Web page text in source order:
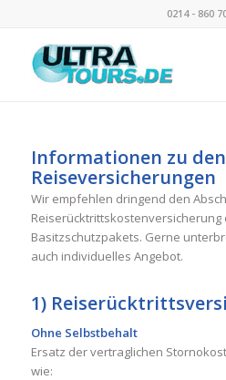
0214 - 860
Informationen zu den
Reiseversicherungen
Wir empfehlen dringend den
Reiserücktrittskostenversicherung
Basitzschutzpakets. Gerne
auch individuelles Angebot.
1)
Ohne Selbstbehalt
Ersatz der vertraglichen
wie: